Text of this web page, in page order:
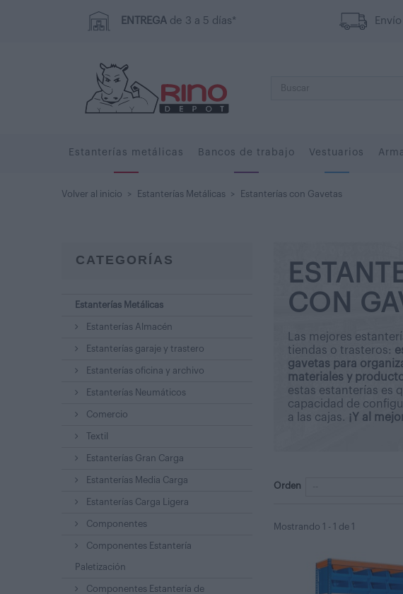
ENTREGA de 3 a 5 días* Envío
Estanterías metálicas Bancos de trabajo Vestuarios
Volver al inicio > Estanterías Metálicas > Estanterías con Gavetas
CATEGORÍAS
Estanterías Metálicas
Estanterías Almacén
Estanterías garaje y trastero
Estanterías oficina y archivo
Estanterías Neumáticos
Comercio
Textil
Estanterías Gran Carga
Estanterías Media Carga
Estanterías Carga Ligera
Componentes
Componentes Estantería
Paletización
Componentes Estantería de
CON
Las mejores
tiendas o trasteros:
gavetas para
materiales y
estas estanterías es
capacidad de
a las cajas. ¡Y al
Orden
Mostrando 1 - 1 de 1